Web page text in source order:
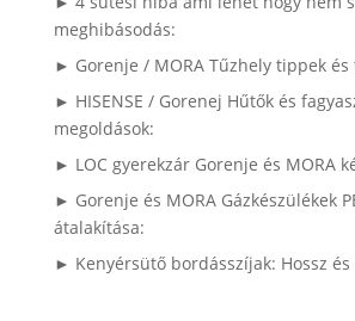
meghibásodás:
► Gorenje / MORA Tűzhely tippek és
► HISENSE / Gorenej Hűtők és
megoldások:
► LOC gyerekzár Gorenje és MORA
► Gorenje és MORA Gázkészülékek
átalakítása:
► Kenyérsütő bordásszíjak: Hossz